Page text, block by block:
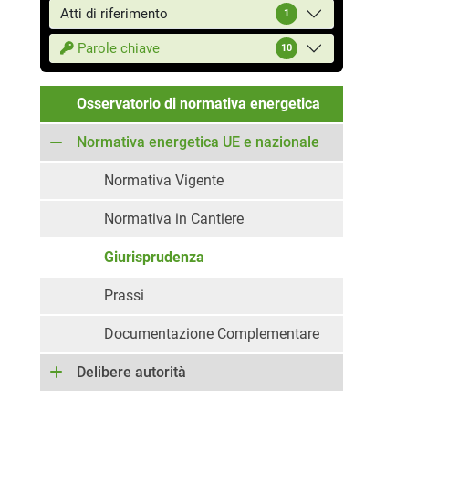
Atti di riferimento 1
Parole chiave 10
Osservatorio di normativa energetica
Normativa energetica UE e nazionale
Normativa Vigente
Normativa in Cantiere
Giurisprudenza
Prassi
Documentazione Complementare
Delibere autorità